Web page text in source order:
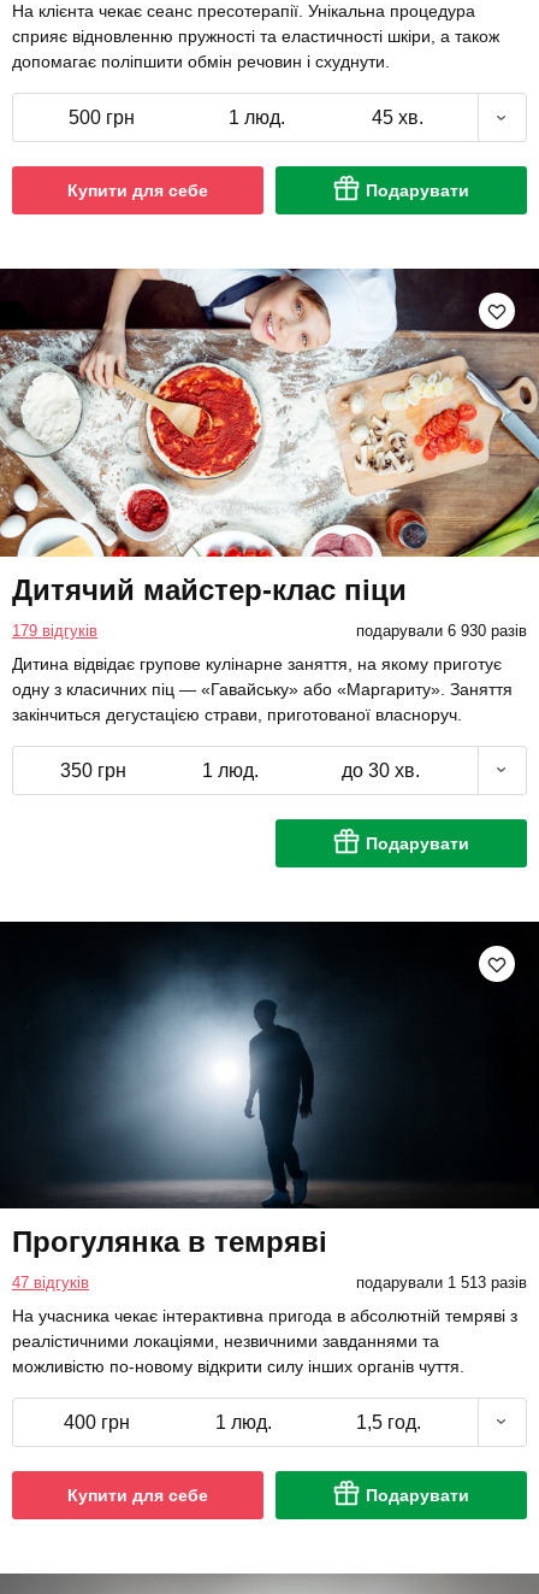
На клієнта чекає сеанс пресотерапії. Унікальна процедура
сприяє відновленню пружності та еластичності шкіри, а також
допомагає поліпшити обмін речовин і схуднути.
500 грн 1 люд. 45 хв.
Купити для себе Подарувати
Дитячий майстер-клас піци
179 відгуків подарували 6 930 разів
Дитина відвідає групове кулінарне заняття, на якому приготує
одну з класичних піц — «Гавайську» або «Маргариту». Заняття
закінчиться дегустацією страви, приготованої власноруч.
350 грн 1 люд. до 30 хв.
Подарувати
Прогулянка в темряві
47 відгуків подарували 1 513 разів
На учасника чекає інтерактивна пригода в абсолютній темряві з
реалістичними локаціями, незвичними завданнями та
можливістю по-новому відкрити силу інших органів чуття.
400 грн 1 люд. 1,5 год.
Купити для себе Подарувати